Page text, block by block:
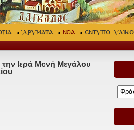
ΙΔΡΥΜΑΤΑ ΝΕΑ ΕΝΤΥΠΟ ΥΛΙΚΟ
την Ιερά Μονή Μεγάλου